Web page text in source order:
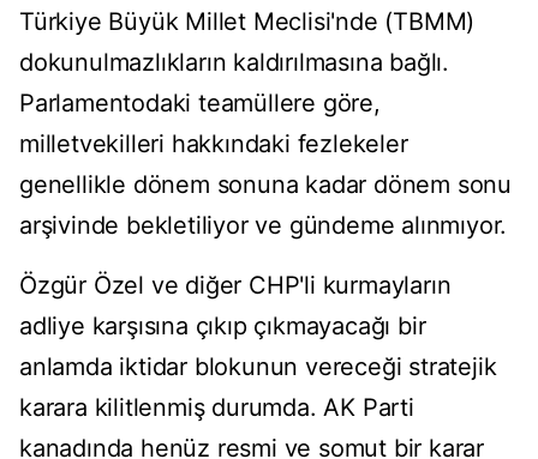
Türkiye Büyük Millet Meclisi'nde (TBMM)
dokunulmazlıkların kaldırılmasına bağlı.
Parlamentodaki teamüllere göre,
milletvekilleri hakkındaki fezlekeler
genellikle dönem sonuna kadar dönem sonu
arşivinde bekletiliyor ve gündeme alınmıyor.
Özgür Özel ve diğer CHP'li kurmayların
adliye karşısına çıkıp çıkmayacağı bir
anlamda iktidar blokunun vereceği stratejik
karara kilitlenmiş durumda. AK Parti
kanadında henüz resmi ve somut bir karar